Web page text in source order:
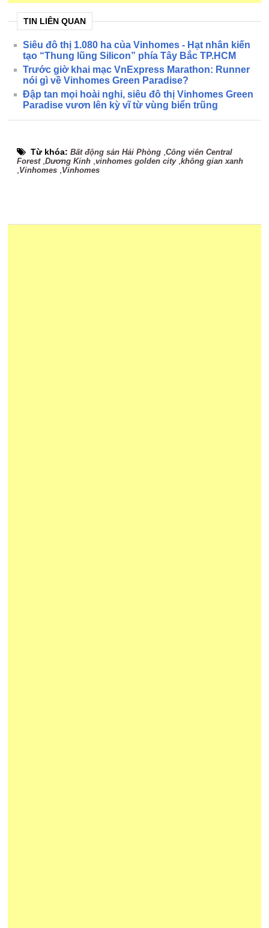
TIN LIÊN QUAN
Siêu đô thị 1.080 ha của Vinhomes - Hạt nhân kiến
tạo “Thung lũng Silicon” phía Tây Bắc TP.HCM
Trước giờ khai mạc VnExpress Marathon: Runner
nói gì về Vinhomes Green Paradise?
Đập tan mọi hoài nghi, siêu đô thị Vinhomes Green
Paradise vươn lên kỳ vĩ từ vùng biển trũng
Từ khóa:Bất động sản Hải Phòng ,Công viên Central
Forest,Dương Kinh ,vinhomes golden city,không gian xanh
Vinhomes Vinhomes